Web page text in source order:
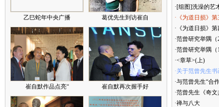
乙巳蛇年中央广播 葛优先生到访崔自
崔自默作品点亮“ 崔自默再次握手好
·[组图]洗澡的艺
·《为道日损》
·《为道日损》
·范曾研究举隅（
·范曾研究举隅（
·<章草>(上)
·关于范曾先生
·与范曾先生“合
·范曾先生《奇
·禅与八大